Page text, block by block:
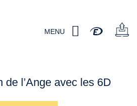
MENU
de l’Ange avec les 6D